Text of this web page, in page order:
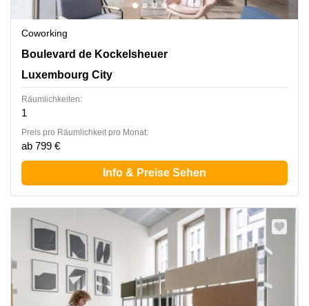
Coworking
18 Boulevard de Kockelsheuer, Luxembourg City
Boulevard de Kockelsheuer
Luxembourg City
Räumlichkeiten:
1
Preis pro Räumlichkeit pro Monat:
ab 799 €
Info & Preise Sehen